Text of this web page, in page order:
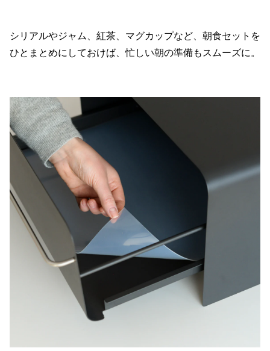
シリアルやジャム、紅茶、マグカップなど、朝食セットを
ひとまとめにしておけば、忙しい朝の準備もスムーズに。